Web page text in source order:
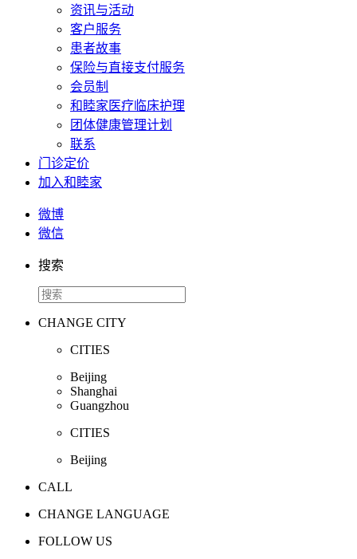
资讯与活动
客户服务
患者故事
保险与直接支付服务
会员制
和睦家医疗临床护理
团体健康管理计划
联系
门诊定价
加入和睦家
微博
微信
搜索
CHANGE CITY
CITIES
Beijing
Shanghai
Guangzhou
CITIES
Beijing
CALL
CHANGE LANGUAGE
FOLLOW US